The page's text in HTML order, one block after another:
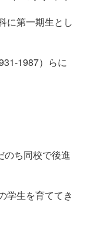
に第一期生とし
1987）らに
のち同校で後進
学生を育ててき